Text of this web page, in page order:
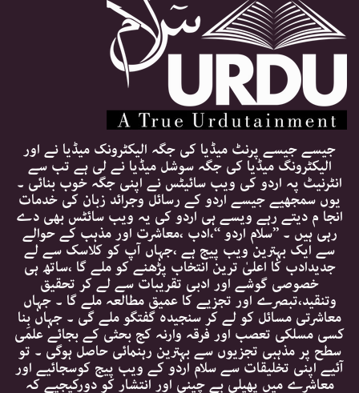
جیسے جیسے پرنٹ میڈیا کی جگہ الیکٹرونک میڈیا نے اور
الیکٹرونگ میڈیا کی جگہ سوشل میڈیا نے لی ہے تب سے
انٹرنیٹ پہ اردو کی ویب سائیٹس نے اپنی جگہ خوب بنائی ۔
یوں سمجھیے جیسے اردو کے رسائل وجرائد زبان کی خدمات
انجا م دیتے رہے ویسے ہی اردو کی یہ ویب سائٹس بھی دے
رہی ہیں ۔ ’’سلام اردو ‘‘،ادب ،معاشرت اور مذہب کے حوالے
سے ایک بہترین ویب پیج ہے ،جہاں آپ کو کلاسک سے لے
جدیدادب کا اعلیٰ ترین انتخاب پڑھنے کو ملے گا ،ساتھ ہی
خصوصی گوشے اور ادبی تقریبات سے لے کر تحقیق
وتنقید،تبصرے اور تجزیے کا عمیق مطالعہ ملے گا ۔ جہاں
معاشرتی مسائل کو لے کر سنجیدہ گفتگو ملے گی ۔ جہاں بِنا
کسی مسلکی تعصب اور فرقہ وارنہ کج بحثی کے بجائے علمی
سطح پر مذہبی تجزیوں سے بہترین رہنمائی حاصل ہوگی ۔ تو
آئیے اپنی تخلیقات سے سلام اردو کے ویب پیج کوسجائیے اور
معاشرے میں پھیلی بے چینی اور انتشار کو دورکیجیے کہ